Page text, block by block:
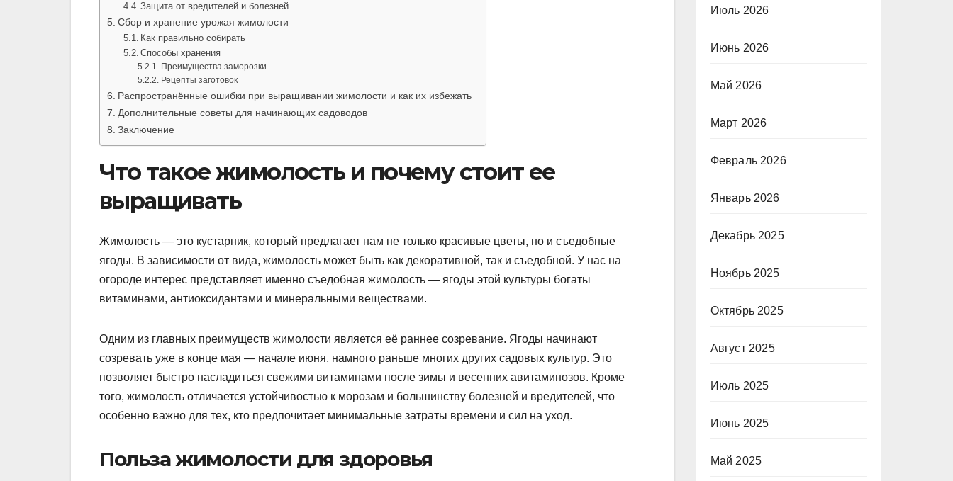
Защита от вредителей и болезней
Сбор и хранение урожая жимолости
Как правильно собирать
Способы хранения
Преимущества заморозки
Рецепты заготовок
Распространённые ошибки при выращивании жимолости и как их избежать
Дополнительные советы для начинающих садоводов
Заключение
Что такое жимолость и почему стоит ее
выращивать
Жимолость — это кустарник, который предлагает нам не только красивые цветы, но и съедобные
ягоды. В зависимости от вида, жимолость может быть как декоративной, так и съедобной. У нас на
огороде интерес представляет именно съедобная жимолость — ягоды этой культуры богаты
витаминами, антиоксидантами и минеральными веществами.
Одним из главных преимуществ жимолости является её раннее созревание. Ягоды начинают
созревать уже в конце мая — начале июня, намного раньше многих других садовых культур. Это
позволяет быстро насладиться свежими витаминами после зимы и весенних авитаминозов. Кроме
того, жимолость отличается устойчивостью к морозам и большинству болезней и вредителей, что
особенно важно для тех, кто предпочитает минимальные затраты времени и сил на уход.
Польза жимолости для здоровья
Июль 2026
Июнь 2026
Май 2026
Март 2026
Февраль 2026
Январь 2026
Декабрь 2025
Ноябрь 2025
Октябрь 2025
Август 2025
Июль 2025
Июнь 2025
Май 2025